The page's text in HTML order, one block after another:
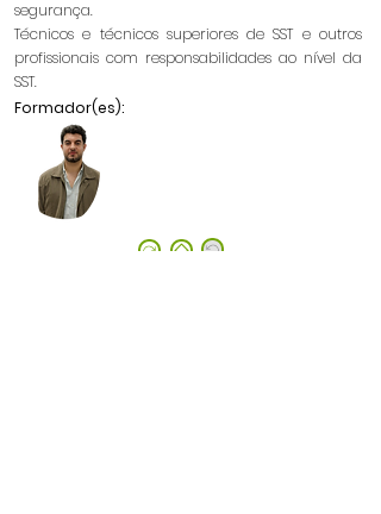
segurança.
Técnicos e técnicos superiores de SST e outros
profissionais com responsabilidades ao nível da
SST.
Formador(es):